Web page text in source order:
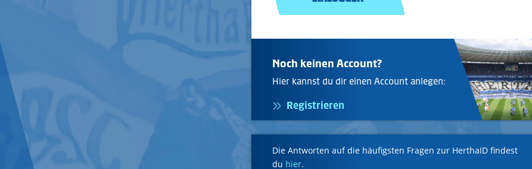
Noch keinen Account?
Hier kannst du dir einen Account anlegen:
Registrieren
Die Antworten auf die häufigsten Fragen zur HerthaID findest
du hier.